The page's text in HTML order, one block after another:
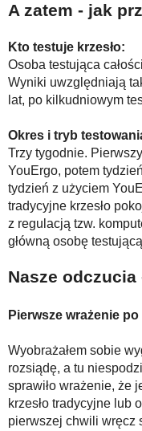
A zatem - jak
Kto testuje krzesło:
Osoba testująca
Wyniki uwzględniają
lat, po kilkudniowym
Okres i tryb
Trzy tygodnie.
YouErgo, potem
tydzień z użyciem
tradycyjne krzesło
z regulacją tzw.
główną osobę
Nasze odczucia
Pierwsze wrażenie
Wyobrażałem sobie
rozsiądę, a tu
sprawiło wrażenie, że
krzesło tradycyjne lub
pierwszej chwili wręcz